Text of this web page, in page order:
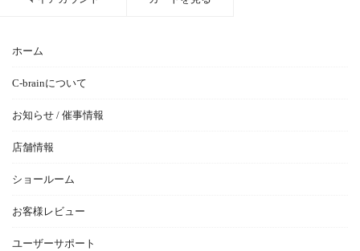
ホーム
C-brainについて
お知らせ / 催事情報
店舗情報
ショールーム
お客様レビュー
ユーザーサポート